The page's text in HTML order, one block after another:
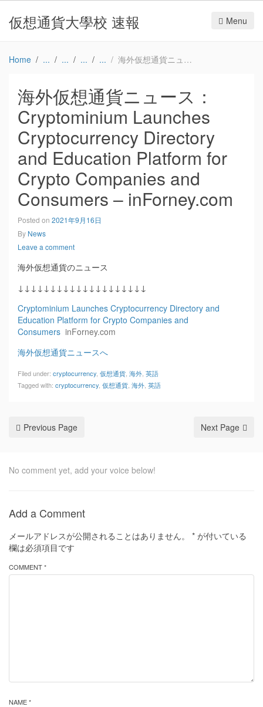
仮想通貨大學校 速報 Menu
Home 海外仮想通貨ニュース：Cryptominium Launches Cryptocurrency Directory and Education Platform for Crypto Companies and Consumers – inForney.com
海外仮想通貨ニュース：
Cryptominium Launches
Cryptocurrency Directory
and Education Platform for
Crypto Companies and
Consumers – inForney.com
Posted on 2021年9月16日
By News
Leave a comment
海外仮想通貨のニュース
↓↓↓↓↓↓↓↓↓↓↓↓↓↓↓↓↓↓↓↓
Cryptominium Launches Cryptocurrency Directory and
Education Platform for Crypto Companies and
Consumers inForney.com
海外仮想通貨ニュースへ
Filed under: cryptocurrency 仮想通貨 海外 英語
Tagged with: cryptocurrency 仮想通貨 海外 英語
Previous Page Next Page
No comment yet, add your voice below!
Add a Comment
メールアドレスが公開されることはありません。 * が付いている
欄は必須項目です
COMMENT *
NAME *